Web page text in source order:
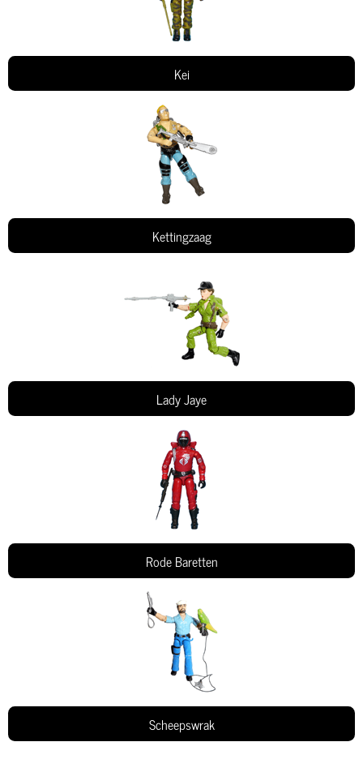
Kei
Kettingzaag
Lady Jaye
Rode Baretten
Scheepswrak